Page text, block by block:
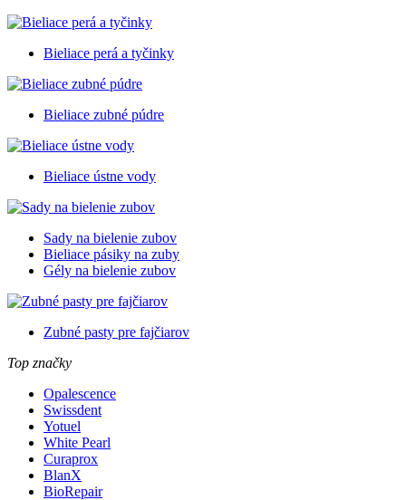
Bieliace perá a tyčinky
Bieliace zubné púdre
Bieliace ústne vody
Sady na bielenie zubov
Bieliace pásiky na zuby
Gély na bielenie zubov
Zubné pasty pre fajčiarov
Top značky
Opalescence
Swissdent
Yotuel
White Pearl
Curaprox
BlanX
BioRepair